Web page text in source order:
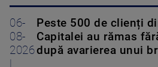
06-
08-
2026
Peste 500 de clienți
Capitalei au rămas
după avarierea unui